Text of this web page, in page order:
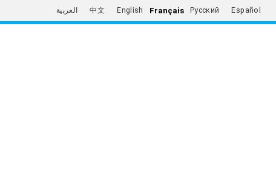
العربية 中文 English Français Русский Español